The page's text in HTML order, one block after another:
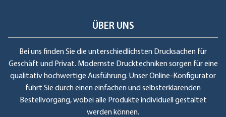
Klebefolien sowie Bannermaterialien.
Farben ausschlaggebend. Die Preisberechnung erfolgt
überwiegend nach der gewünschten Menge und den Maßen
In dem Bereich Digitaldruck wird eine Vielzahl von Medien
ÜBER UNS
Bei uns finden Sie die unterschiedlichsten Drucksachen für
Geschäft und Privat. Modernste Drucktechniken sorgen für eine
qualitativ hochwertige Ausführung. Unser Online-Konfigurator
führt Sie durch einen einfachen und selbsterklärenden
Bestellvorgang, wobei alle Produkte individuell gestaltet
werden können.